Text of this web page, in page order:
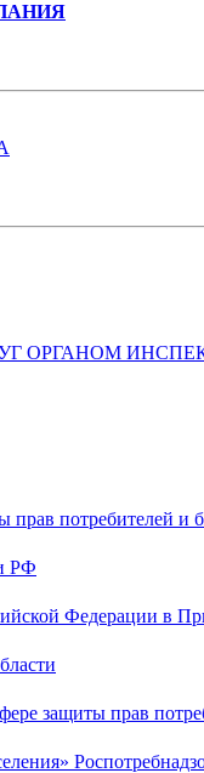
ОРГАНОМ
прав потребителей и
РФ
Федерации в
защиты прав